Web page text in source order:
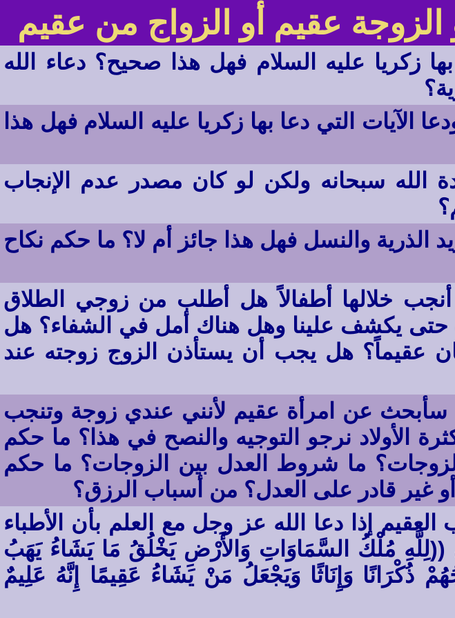
الزوجة عقيم أو الزواج من عقيم
زكريا عليه السلام فهل هذا صحيح؟ دعاء الله
الآيات التي دعا بها زكريا عليه السلام فهل هذا
سبحانه ولكن لو كان مصدر عدم الإنجاب
الذرية والنسل فهل هذا جائز أم لا؟ ما حكم نكاح
خلالها أطفالاً هل أطلب من زوجي الطلاق
يكشف علينا وهل هناك أمل في الشفاء؟ هل
عقيماً؟ هل يجب أن يستأذن الزوج زوجته عند
سأبحث عن امرأة عقيم لأنني عندي زوجة وتنجب
الأولاد نرجو التوجيه والنصح في هذا؟ ما حكم
ما شروط العدل بين الزوجات؟ ما حكم
أو غير قادر على العدل؟ من أسباب الرزق؟
إذا دعا الله عز وجل مع العلم بأن الأطباء
((لِلَّهِ مُلْكُ السَّمَاوَاتِ وَالأَرْضِ يَخْلُقُ مَا يَشَاءُ يَهَبُ
ذُكْرَانًا وَإِنَاثًا وَيَجْعَلُ مَنْ يَشَاءُ عَقِيمًا إِنَّهُ عَلِيمٌ